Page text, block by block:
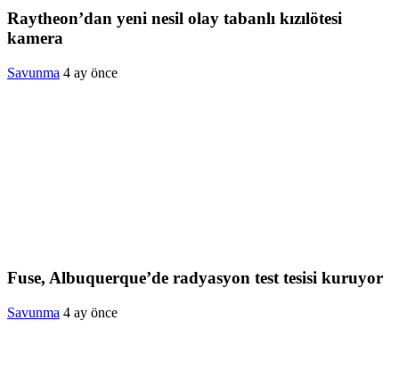
Raytheon’dan yeni nesil olay tabanlı kızılötesi
kamera
Savunma 4 ay önce
Fuse, Albuquerque’de radyasyon test tesisi kuruyor
Savunma 4 ay önce